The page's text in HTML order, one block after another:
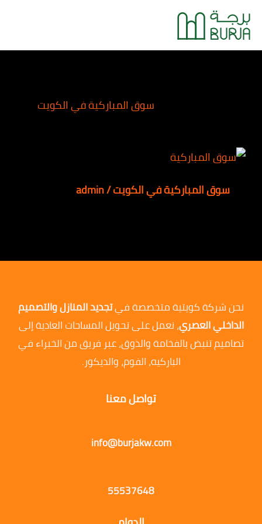
تخطي
إلى
المحتوى
سوق المباركية في الكويت
سوق المباركية في الكويت/
admin
نحن شركة كويتية متخصصة فيتجديد المنازل والتصميم
الداخلي العصري، نعمل على تحويل المساحات العادية إلى
تصاميم تنبض بالفخامة والذوق، عبر فريق من الخبراء في
الباركيه، الفوم، والديكور.
تواصل معنا
info@burjakw.com
55537648